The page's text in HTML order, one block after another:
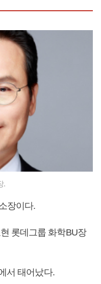
.
장이다.
롯데그룹 화학BU장
서 태어났다.